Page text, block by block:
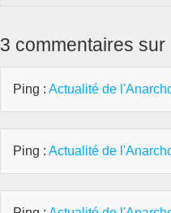
3 commentaires
Ping : Actualité de
Ping : Actualité de